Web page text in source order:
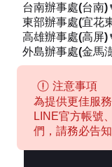
台南辦事處(台南)
東部辦事處(宜花
高雄辦事處(高屏)
外島辦事處(金馬
注意事項
為提供更佳服
LINE官方帳號
們，請務必告